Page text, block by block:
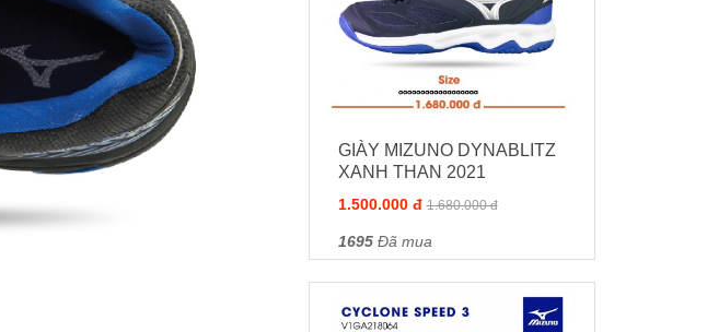
GIÀY MIZUNO DYNABLITZ
XANH THAN 2021
1.500.000 đ 1.680.000 đ
1695Đã mua